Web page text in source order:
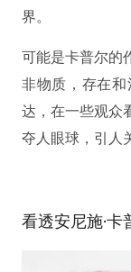
界。
可能是卡普尔的
非物质，存在
达，在一些观众
夺人眼球，引人
看透安尼施·卡